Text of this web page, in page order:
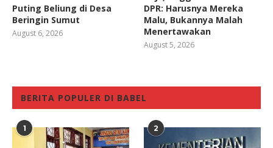
Puting Beliung di Desa
Beringin Sumut
August 6, 2026
DPR: Harusnya Mereka
Malu, Bukannya Malah
Menertawakan
August 5, 2026
BERITA POPULER DI BABEL
1 2